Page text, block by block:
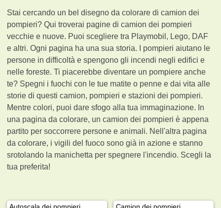
Stai cercando un bel disegno da colorare di camion dei
pompieri? Qui troverai pagine di camion dei pompieri
vecchie e nuove. Puoi scegliere tra Playmobil, Lego, DAF
e altri. Ogni pagina ha una sua storia. I pompieri aiutano le
persone in difficoltà e spengono gli incendi negli edifici e
nelle foreste. Ti piacerebbe diventare un pompiere anche
te? Spegni i fuochi con le tue matite o penne e dai vita alle
storie di questi camion, pompieri e stazioni dei pompieri.
Mentre colori, puoi dare sfogo alla tua immaginazione. In
una pagina da colorare, un camion dei pompieri è appena
partito per soccorrere persone e animali. Nell'altra pagina
da colorare, i vigili del fuoco sono già in azione e stanno
srotolando la manichetta per spegnere l'incendio. Scegli la
tua preferita!
Autoscala dei pompieri Camion dei pompieri